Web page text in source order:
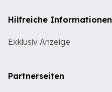
Hilfreiche Informationen
Exklusiv Anzeige
Partnerseiten